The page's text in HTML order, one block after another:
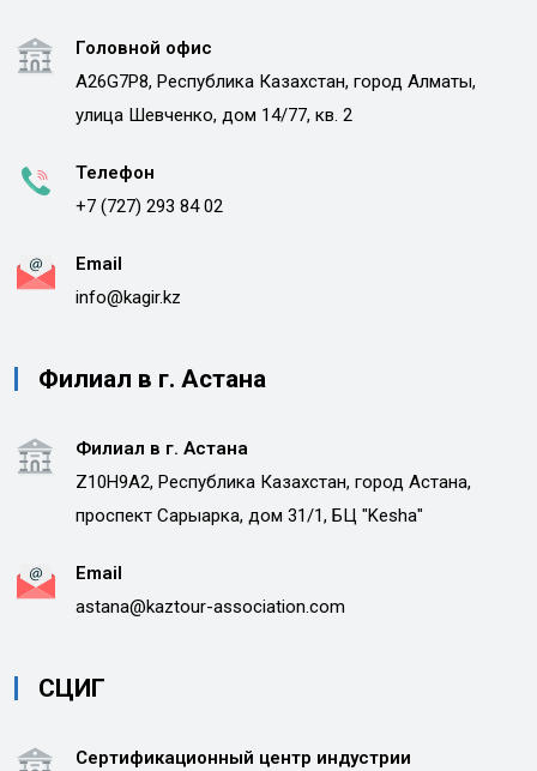
Головной офис
A26G7P8, Республика Казахстан, город Алматы,
улица Шевченко, дом 14/77, кв. 2
Телефон
+7 (727) 293 84 02
Email
info@kagir.kz
Филиал в г. Астана
Филиал в г. Астана
Z10H9A2, Республика Казахстан, город Астана,
проспект Сарыарка, дом 31/1, БЦ "Kesha"
Email
astana@kaztour-association.com
СЦИГ
Сертификационный центр индустрии